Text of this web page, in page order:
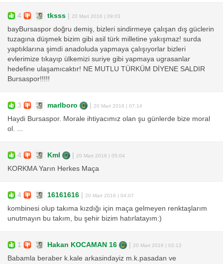
4 tksss | 20 Mart 2016 | 09:03
bayBursaspor doğru demiş, bizleri sindirmeye çalışan dış güclerin
tuzagına düşmek bizim gibi asil türk milletine yakışmaz! surda
yaptıklarına şimdi anadoluda yapmaya çalışıyorlar bizleri
evlerimize tıkayıp ülkemizi suriye gibi yapmaya ugrasanlar
hedefine ulaşamıcaktır! NE MUTLU TÜRKÜM DİYENE SALDIR
Bursaspor!!!!!
3 marlboro | 20 Mart 2016 | 07:14
Haydi Bursaspor. Morale ihtiyacımız olan şu günlerde bize moral
ol. ...
4 Kml | 20 Mart 2016 | 05:04
KORKMA Yarın Herkes Maça
4 16161616 | 20 Mart 2016 | 04:07
kombinesi olup takıma kızdığı için maça gelmeyen renktaşlarım
unutmayın bu takım, bu şehir bizim hatırlatayım:)
1 Hakan KOCAMAN 16 | 20 Mart 2016 | 02:12
Babamla beraber k.kale arkasindayiz m.k.pasadan ve